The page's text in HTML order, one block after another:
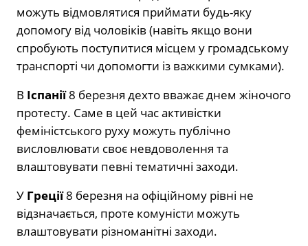
можуть відмовлятися приймати будь-яку
допомогу від чоловіків (навіть якщо вони
спробують поступитися місцем у громадському
транспорті чи допомогти із важкими сумками).
В Іспанії8 березня дехто вважає днем жіночого
протесту. Саме в цей час активістки
феміністського руху можуть публічно
висловлювати своє невдоволення та
влаштовувати певні тематичні заходи.
У Греції8 березня на офіційному рівні не
відзначається, проте комуністи можуть
влаштовувати різноманітні заходи.